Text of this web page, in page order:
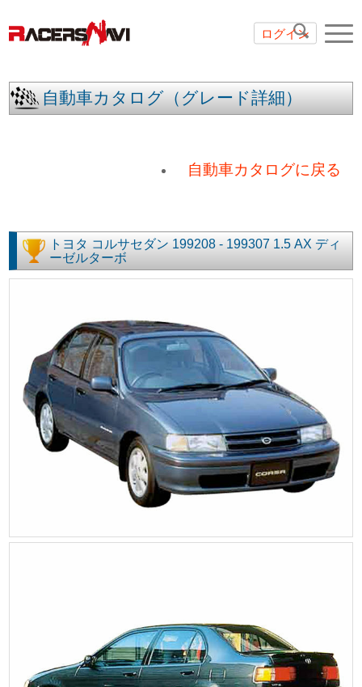
ログイン
自動車カタログ（グレード詳細）
自動車カタログに戻る
トヨタ コルサセダン 199208 - 199307 1.5 AX ディ
ーゼルターボ